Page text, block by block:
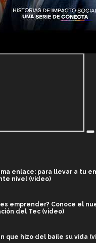
enlace: para llevar a tu
nivel (video)
emprender? Conoce el
del Tec (video)
que hizo del baile su vida